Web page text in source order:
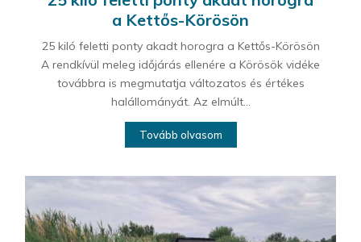
a Kettős-Körösön
25 kiló feletti ponty akadt horogra a Kettős-Körösön
A rendkívül meleg időjárás ellenére a Körösök vidéke
továbbra is megmutatja változatos és értékes
halállományát. Az elmúlt...
Tovább olvasom